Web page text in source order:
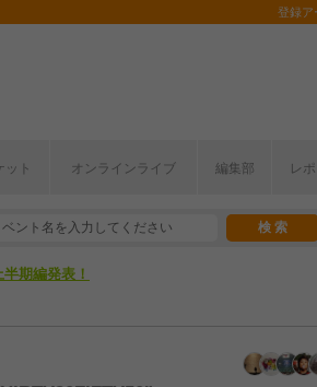
登録
ット オンラインライブ 編集部 レ
こから！
期編発表！